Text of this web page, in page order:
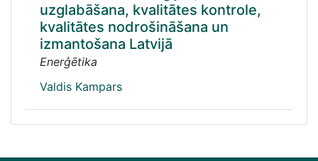
uzglabāšana, kvalitātes kontrole,
kvalitātes nodrošināšana un
izmantošana Latvijā
Enerģētika
Valdis Kampars